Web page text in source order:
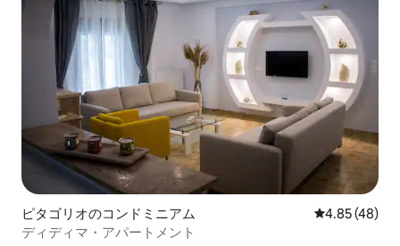
ピタゴリオのコンドミニアム レビュー48
4.85 (48)
ディディマ・アパートメント